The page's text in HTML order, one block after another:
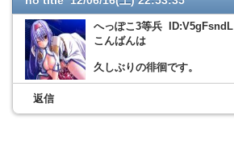
へっぽこ3等兵 ID:V5gFsndL
こんばんは
久しぶりの徘徊です。
返信